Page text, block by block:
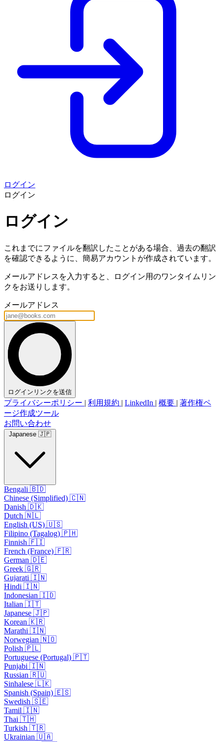
ログイン
ログイン
ログイン
これまでにファイルを翻訳したことがある場合、過去の翻訳
を確認できるように、簡易アカウントが作成されています。
メールアドレスを入力すると、ログイン用のワンタイムリン
クをお送りします。
メールアドレス
ログインリンクを送信
プライバシーポリシー | 利用規約 | LinkedIn | 概要 | 著作権ペ
ージ作成ツール
お問い合わせ
Japanese 🇯🇵
Bengali 🇧🇩
Chinese (Simplified) 🇨🇳
Danish 🇩🇰
Dutch 🇳🇱
English (US) 🇺🇸
Filipino (Tagalog) 🇵🇭
Finnish 🇫🇮
French (France) 🇫🇷
German 🇩🇪
Greek 🇬🇷
Gujarati 🇮🇳
Hindi 🇮🇳
Indonesian 🇮🇩
Italian 🇮🇹
Japanese 🇯🇵
Korean 🇰🇷
Marathi 🇮🇳
Norwegian 🇳🇴
Polish 🇵🇱
Portuguese (Portugal) 🇵🇹
Punjabi 🇮🇳
Russian 🇷🇺
Sinhalese 🇱🇰
Spanish (Spain) 🇪🇸
Swedish 🇸🇪
Tamil 🇮🇳
Thai 🇹🇭
Turkish 🇹🇷
Ukrainian 🇺🇦